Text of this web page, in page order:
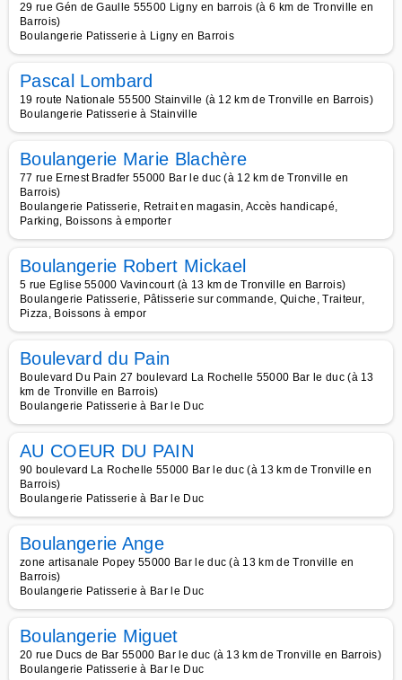
29 rue Gén de Gaulle 55500 Ligny en barrois (à 6 km de Tronville en
Barrois)
Boulangerie Patisserie à Ligny en Barrois
Pascal Lombard
19 route Nationale 55500 Stainville (à 12 km de Tronville en Barrois)
Boulangerie Patisserie à Stainville
Boulangerie Marie Blachère
77 rue Ernest Bradfer 55000 Bar le duc (à 12 km de Tronville en
Barrois)
Boulangerie Patisserie, Retrait en magasin, Accès handicapé,
Parking, Boissons à emporter
Boulangerie Robert Mickael
5 rue Eglise 55000 Vavincourt (à 13 km de Tronville en Barrois)
Boulangerie Patisserie, Pâtisserie sur commande, Quiche, Traiteur,
Pizza, Boissons à empor
Boulevard du Pain
Boulevard Du Pain 27 boulevard La Rochelle 55000 Bar le duc (à 13
km de Tronville en Barrois)
Boulangerie Patisserie à Bar le Duc
AU COEUR DU PAIN
90 boulevard La Rochelle 55000 Bar le duc (à 13 km de Tronville en
Barrois)
Boulangerie Patisserie à Bar le Duc
Boulangerie Ange
zone artisanale Popey 55000 Bar le duc (à 13 km de Tronville en
Barrois)
Boulangerie Patisserie à Bar le Duc
Boulangerie Miguet
20 rue Ducs de Bar 55000 Bar le duc (à 13 km de Tronville en Barrois)
Boulangerie Patisserie à Bar le Duc